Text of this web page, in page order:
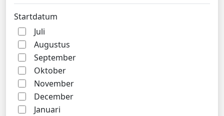
Startdatum
Juli
Augustus
September
Oktober
November
December
Januari